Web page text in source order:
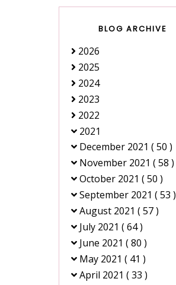
BLOG ARCHIVE
2026
2025
2024
2023
2022
2021
December 2021 ( 50 )
November 2021 ( 58 )
October 2021 ( 50 )
September 2021 ( 53 )
August 2021 ( 57 )
July 2021 ( 64 )
June 2021 ( 80 )
May 2021 ( 41 )
April 2021 ( 33 )